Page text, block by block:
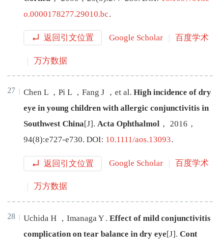
o.0000178277.29010.bc.
返回引文位置 Google Scholar 百度学术
万方数据
27 Chen L ， Pi L ， Fang J ， et al. High incidence of dry
eye in young children with allergic conjunctivitis in
Southwest China[J] . Acta Ophthalmol ， 2016 ，
94(8):e727-e730. DOI: 10.1111/aos.13093.
返回引文位置 Google Scholar 百度学术
万方数据
28 Uchida H ， ImanagaY . Effect of mild conjunctivitis
complication on tear balance in dry eye[J]. Cont